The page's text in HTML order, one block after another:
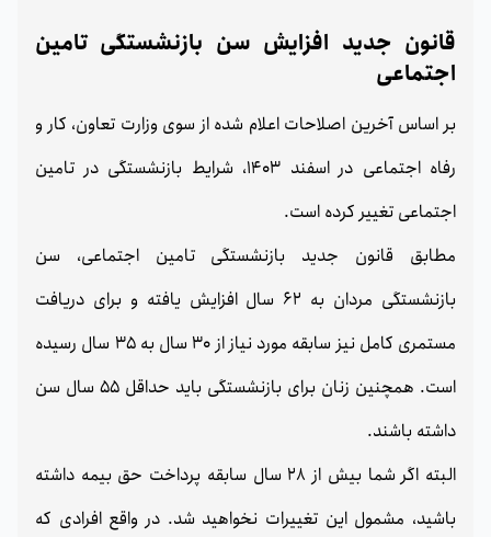
قانون جدید افزایش سن بازنشستگی تامین
اجتماعی
بر اساس آخرین اصلاحات اعلام شده از سوی وزارت تعاون، کار و
رفاه اجتماعی در اسفند 1403، شرایط بازنشستگی در تامین
اجتماعی تغییر کرده است.
مطابق قانون جدید بازنشستگی تامین اجتماعی، سن
بازنشستگی مردان به 62 سال افزایش یافته و برای دریافت
مستمری کامل نیز سابقه مورد نیاز از 30 سال به 35 سال رسیده
است. همچنین زنان برای بازنشستگی باید حداقل 55 سال سن
داشته باشند.
البته اگر شما بیش از 28 سال سابقه پرداخت حق بیمه داشته
باشید، مشمول این تغییرات نخواهید شد. در واقع افرادی که